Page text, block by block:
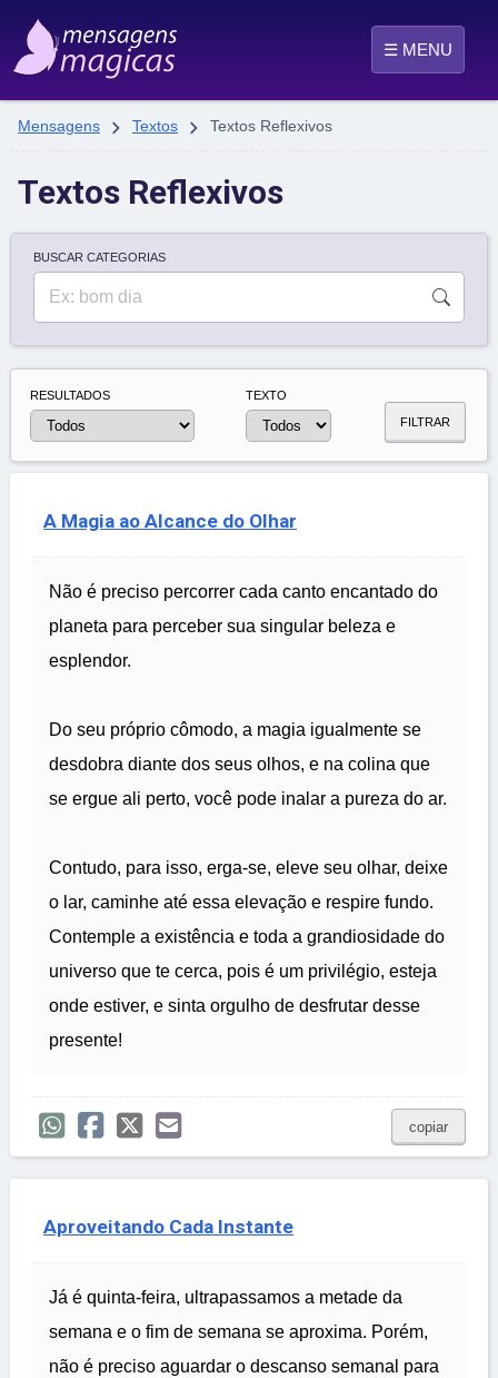
☰ MENU
Mensagens  Textos  Textos Reflexivos
Textos Reflexivos
BUSCAR CATEGORIAS
RESULTADOS
TEXTO
FILTRAR
A Magia ao Alcance do Olhar
Não é preciso percorrer cada canto encantado do
planeta para perceber sua singular beleza e
esplendor.
Do seu próprio cômodo, a magia igualmente se
desdobra diante dos seus olhos, e na colina que
se ergue ali perto, você pode inalar a pureza do ar.
Contudo, para isso, erga-se, eleve seu olhar, deixe
o lar, caminhe até essa elevação e respire fundo.
Contemple a existência e toda a grandiosidade do
universo que te cerca, pois é um privilégio, esteja
onde estiver, e sinta orgulho de desfrutar desse
presente!
copiar
Aproveitando Cada Instante
Já é quinta-feira, ultrapassamos a metade da
semana e o fim de semana se aproxima. Porém,
não é preciso aguardar o descanso semanal para